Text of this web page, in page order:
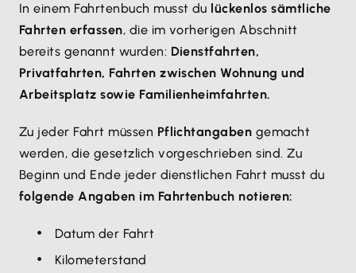
In einem Fahrtenbuch musst du lückenlos sämtliche
Fahrten erfassen, die im vorherigen Abschnitt
bereits genannt wurden: Dienstfahrten,
Privatfahrten, Fahrten zwischen Wohnung und
Arbeitsplatz sowie Familienheimfahrten.
Zu jeder Fahrt müssen Pflichtangaben gemacht
werden, die gesetzlich vorgeschrieben sind. Zu
Beginn und Ende jeder dienstlichen Fahrt musst du
folgende Angaben im Fahrtenbuch notieren:
Datum der Fahrt
Kilometerstand